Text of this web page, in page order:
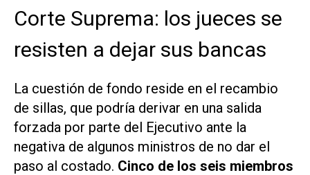
Corte Suprema: los jueces se
resisten a dejar sus bancas
La cuestión de fondo reside en el recambio
de sillas, que podría derivar en una salida
forzada por parte del Ejecutivo ante la
negativa de algunos ministros de no dar el
paso al costado. Cinco de los seis miembros